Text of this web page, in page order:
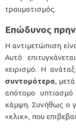
τραυματισμός.
Επώδυνος
Η αντιμετώπιση
Αυτό
χειρισμό. Η
συντομότερα,
απότομο
κάμψη. Συνήθως ο
«κλικ», που